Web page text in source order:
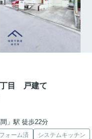
丁目 戸建て
」駅 徒歩22分
ォーム済
システムキッチン